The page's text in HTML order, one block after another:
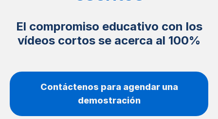
El compromiso educativo con los
vídeos cortos se acerca al 100%
Contáctenos para agendar una
demostración